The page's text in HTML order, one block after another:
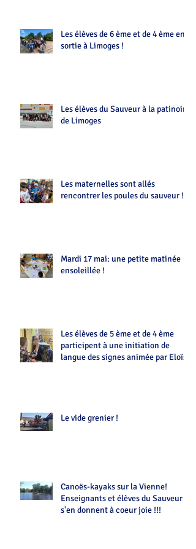
Les élèves de 6 ème et de 4 ème en
sortie à Limoges !
Les élèves du Sauveur à la patinoire
de Limoges
Les maternelles sont allés
rencontrer les poules du sauveur !!
Mardi 17 mai: une petite matinée
ensoleillée !
Les élèves de 5 ème et de 4 ème
participent à une initiation de
langue des signes animée par Eloïse
Le vide grenier !
Canoës-kayaks sur la Vienne!
Enseignants et élèves du Sauveur
s'en donnent à coeur joie !!!